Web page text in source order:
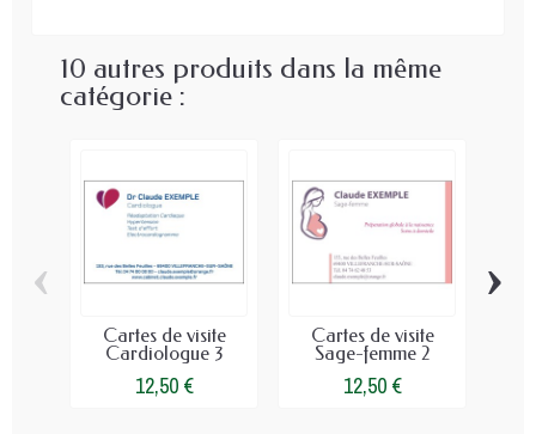
10 autres produits dans la même
catégorie :
Cartes de visite
Cardiologue 3
12,50 €
Cartes de visite
Sage-femme 2
12,50 €
‹ ›